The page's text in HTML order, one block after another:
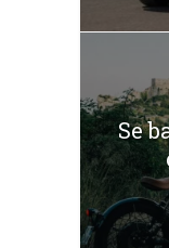
Se